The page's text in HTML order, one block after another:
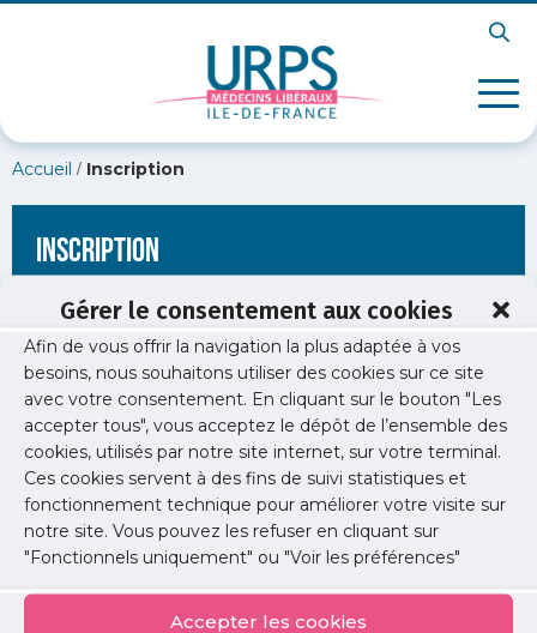
Gérer le consentement aux cookies
Afin de vous offrir la navigation la plus adaptée à vos
besoins, nous souhaitons utiliser des cookies sur ce site
avec votre consentement. En cliquant sur le bouton "Les
accepter tous", vous acceptez le dépôt de l’ensemble des
cookies, utilisés par notre site internet, sur votre terminal.
Ces cookies servent à des fins de suivi statistiques et
fonctionnement technique pour améliorer votre visite sur
notre site. Vous pouvez les refuser en cliquant sur
"Fonctionnels uniquement" ou "Voir les préférences"
Accepter les cookies
Accueil / Inscription
Inscription
[wppb-register form_name="inscription"
redirect_url="https://www.urps-med-idf.org/les-actus-sur-la-
sante-des-medecins/"]